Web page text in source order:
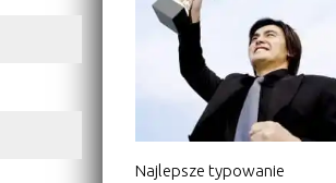
Najlepsze typowanie